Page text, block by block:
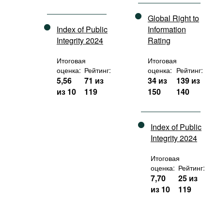
Index of Public
Integrity 2024
Итоговая
оценка:
5,56
из 10
Рейтинг:
71 из
119
Global Right to
Information
Rating
Итоговая
оценка:
34 из
150
Рейтинг:
139 из
140
Index of Public
Integrity 2024
Итоговая
оценка:
7,70
из 10
Рейтинг:
25 из
119